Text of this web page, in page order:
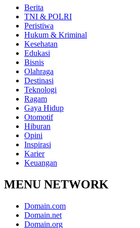
Berita
TNI & POLRI
Peristiwa
Hukum & Kriminal
Kesehatan
Edukasi
Bisnis
Olahraga
Destinasi
Teknologi
Ragam
Gaya Hidup
Otomotif
Hiburan
Opini
Inspirasi
Karier
Keuangan
MENU NETWORK
Domain.com
Domain.net
Domain.org